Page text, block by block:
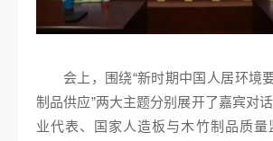
会上，围绕“新时期中国人居环境
制品供应”两大主题分别展开了嘉宾对
业代表、国家人造板与木竹制品质量